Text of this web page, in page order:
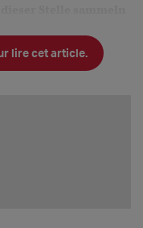
lire cet article.